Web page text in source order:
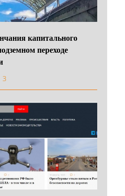
капитального
переходе
3